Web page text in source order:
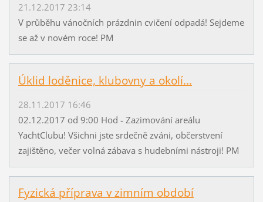
21.12.2017 23:14
V průběhu vánočních prázdnin cvičení odpadá! Sejdeme
se až v novém roce! PM
Úklid loděnice, klubovny a okolí...
28.11.2017 16:46
02.12.2017 od 9:00 Hod - Zazimování areálu
YachtClubu! Všichni jste srdečně zváni, občerstvení
zajištěno, večer volná zábava s hudebními nástroji! PM
Fyzická příprava v zimním období